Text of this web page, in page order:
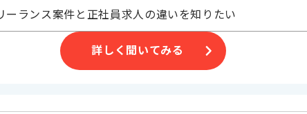
いるベンチャー企業です。
ーランス案件と正社員求人の違いを知りたい
詳しく聞いてみる